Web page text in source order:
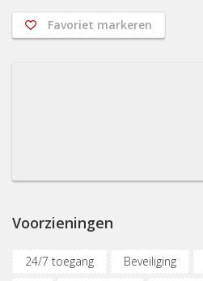
Favoriet markeren
Voorzieningen
24/7 toegang Beveiliging